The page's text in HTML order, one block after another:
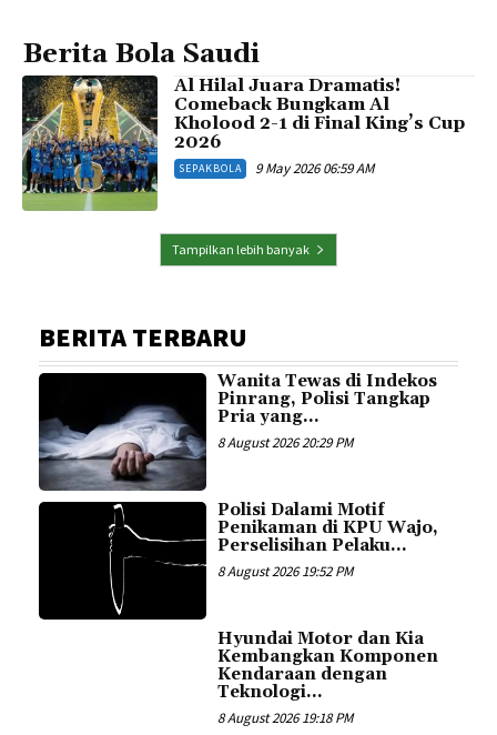
Berita Bola Saudi
Al Hilal Juara Dramatis!
Comeback Bungkam Al
Kholood 2-1 di Final King’s Cup
2026
SEPAKBOLA 9 May 2026 06:59 AM
Tampilkan lebih banyak
BERITA TERBARU
Wanita Tewas di Indekos
Pinrang, Polisi Tangkap
Pria yang...
8 August 2026 20:29 PM
Polisi Dalami Motif
Penikaman di KPU Wajo,
Perselisihan Pelaku...
8 August 2026 19:52 PM
Hyundai Motor dan Kia
Kembangkan Komponen
Kendaraan dengan
Teknologi...
8 August 2026 19:18 PM